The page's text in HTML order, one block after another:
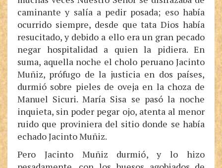
caminante y salía a pedir posada; eso había
ocurrido siempre, desde que tata Dios había
resucitado, y debido a ello era un gran pecado
negar hospitalidad a quien la pidiera. En
suma, aquella noche el cholo peruano Jacinto
Muñiz, prófugo de la justicia en dos países,
durmió sobre pieles de oveja en la choza de
Manuel Sicuri. María Sisa se pasó la noche
inquieta, sin poder pegar ojo, atenta al menor
ruido que proviniera del sitio donde se había
echado Jacinto Muñiz.
Pero Jacinto Muñiz durmió, y lo hizo